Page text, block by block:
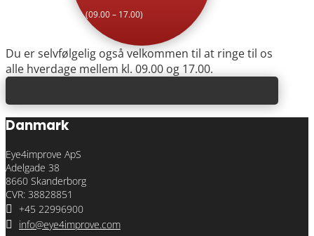
(09.00 – 17.00)
Du er selvfølgelig også velkommen til at ringe til os
alle hverdage mellem kl. 09.00 og 17.00.
Danmark
Eye4improve ApS
Adelgade 38
8660 Skanderborg
CVR: 38828851
 +45 22996900
 info@eye4improve.com